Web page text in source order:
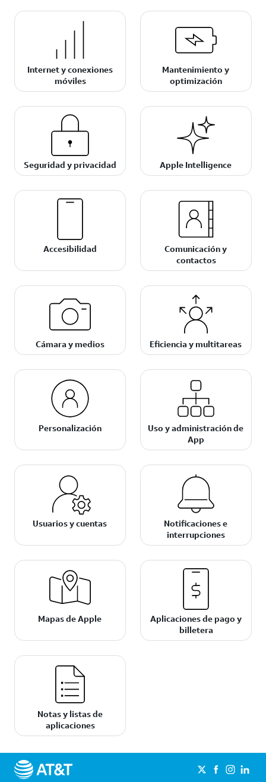
Internet y conexiones
móviles
Mantenimiento y
optimización
Seguridad y privacidad Apple Intelligence
Accesibilidad
Comunicación y
contactos
Cámara y medios Eficiencia y multitareas
Personalización
Uso y administración de
App
Usuarios y cuentas
Notificaciones e
interrupciones
Mapas de Apple
Aplicaciones de pago y
billetera
Notas y listas de
aplicaciones